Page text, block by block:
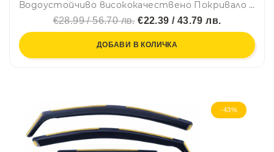
Водоустойчиво висококачествено Покривало за велосипед скутер мотор XL Dunlop 246x105x127см сиво
€28.99 / 56.70 лв.€22.39 / 43.79 лв.
ДОБАВИ В КОЛИЧКА
-43%